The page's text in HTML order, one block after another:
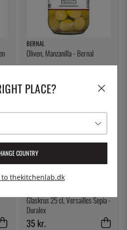
BERNAL
Oliven, Manzanilla - Bernal
Glaskrus 25 cl, Versailles Sepia -
Duralex
35 kr.
PLACE?
COUNTRY
thekitchenlab.dk